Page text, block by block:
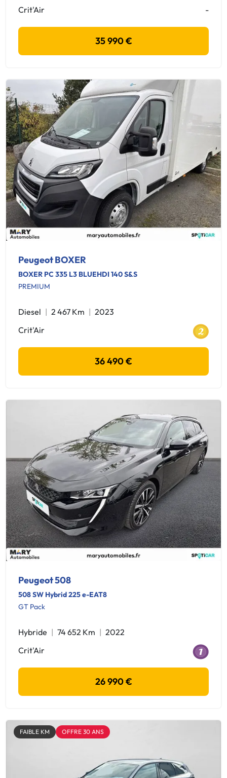
Crit'Air
-
35 990 €
Peugeot BOXER
BOXER PC 335 L3 BLUEHDI 140 S&S
PREMIUM
Diesel 2 467 Km
2023
Crit'Air
36 490 €
Peugeot 508
508 SW Hybrid 225 e-EAT8
GT Pack
Hybride 74 652 Km
2022
Crit'Air
26 990 €
FAIBLE KM OFFRE 30 ANS